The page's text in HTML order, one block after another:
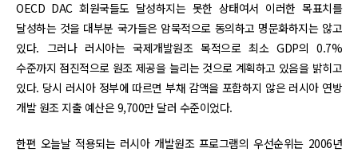
OECD DAC 회원국들도 달성하지는 못한 상태여서 이러한 목표치를
달성하는 것을 대부분 국가들은 암묵적으로 동의하고 명문화하지는 않고
있다. 그러나 러시아는 국제개발원조 목적으로 최소 GDP의 0.7%
수준까지 점진적으로 원조 제공을 늘리는 것으로 계획하고 있음을 밝히고
있다. 당시 러시아 정부에 따르면 부채 감액을 포함하지 않은 러시아 연방
개발 원조 지출 예산은 9,700만 달러 수준이었다.
한편 오늘날 적용되는 러시아 개발원조 프로그램의 우선순위는 2006년